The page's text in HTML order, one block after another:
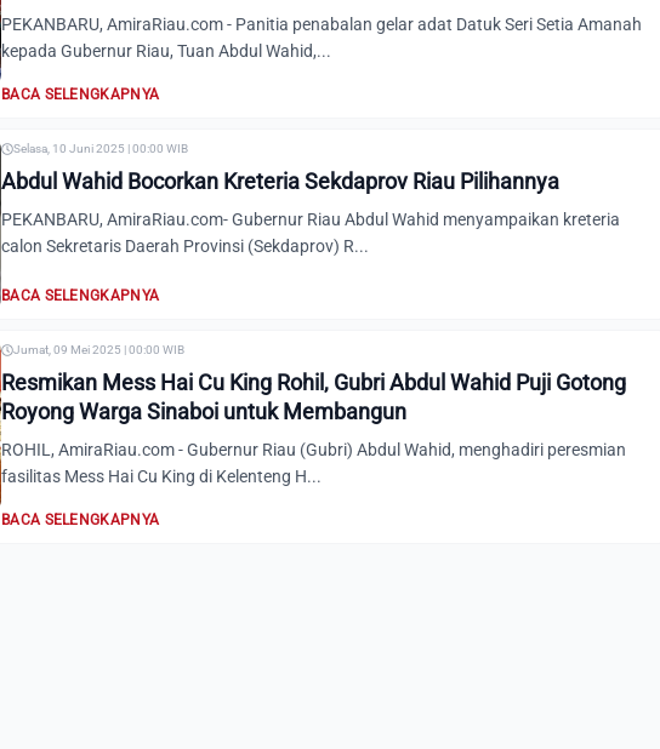
PEKANBARU, AmiraRiau.com - Panitia penabalan gelar adat Datuk Seri Setia Amanah
kepada Gubernur Riau, Tuan Abdul Wahid,...
BACA SELENGKAPNYA
Selasa, 10 Juni 2025 | 00:00 WIB
Abdul Wahid Bocorkan Kreteria Sekdaprov Riau Pilihannya
PEKANBARU, AmiraRiau.com- Gubernur Riau Abdul Wahid menyampaikan kreteria
calon Sekretaris Daerah Provinsi (Sekdaprov) R...
BACA SELENGKAPNYA
Jumat, 09 Mei 2025 | 00:00 WIB
Resmikan Mess Hai Cu King Rohil, Gubri Abdul Wahid Puji Gotong
Royong Warga Sinaboi untuk Membangun
ROHIL, AmiraRiau.com - Gubernur Riau (Gubri) Abdul Wahid, menghadiri peresmian
fasilitas Mess Hai Cu King di Kelenteng H...
BACA SELENGKAPNYA